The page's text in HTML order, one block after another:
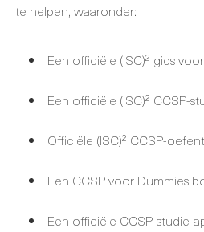
te helpen, waaronder:
Een officiële (ISC)² gids
Een officiële (ISC)² CCSP-
Officiële (ISC)² CCSP-
Een CCSP voor Dummies
Een officiële CCSP-studie-